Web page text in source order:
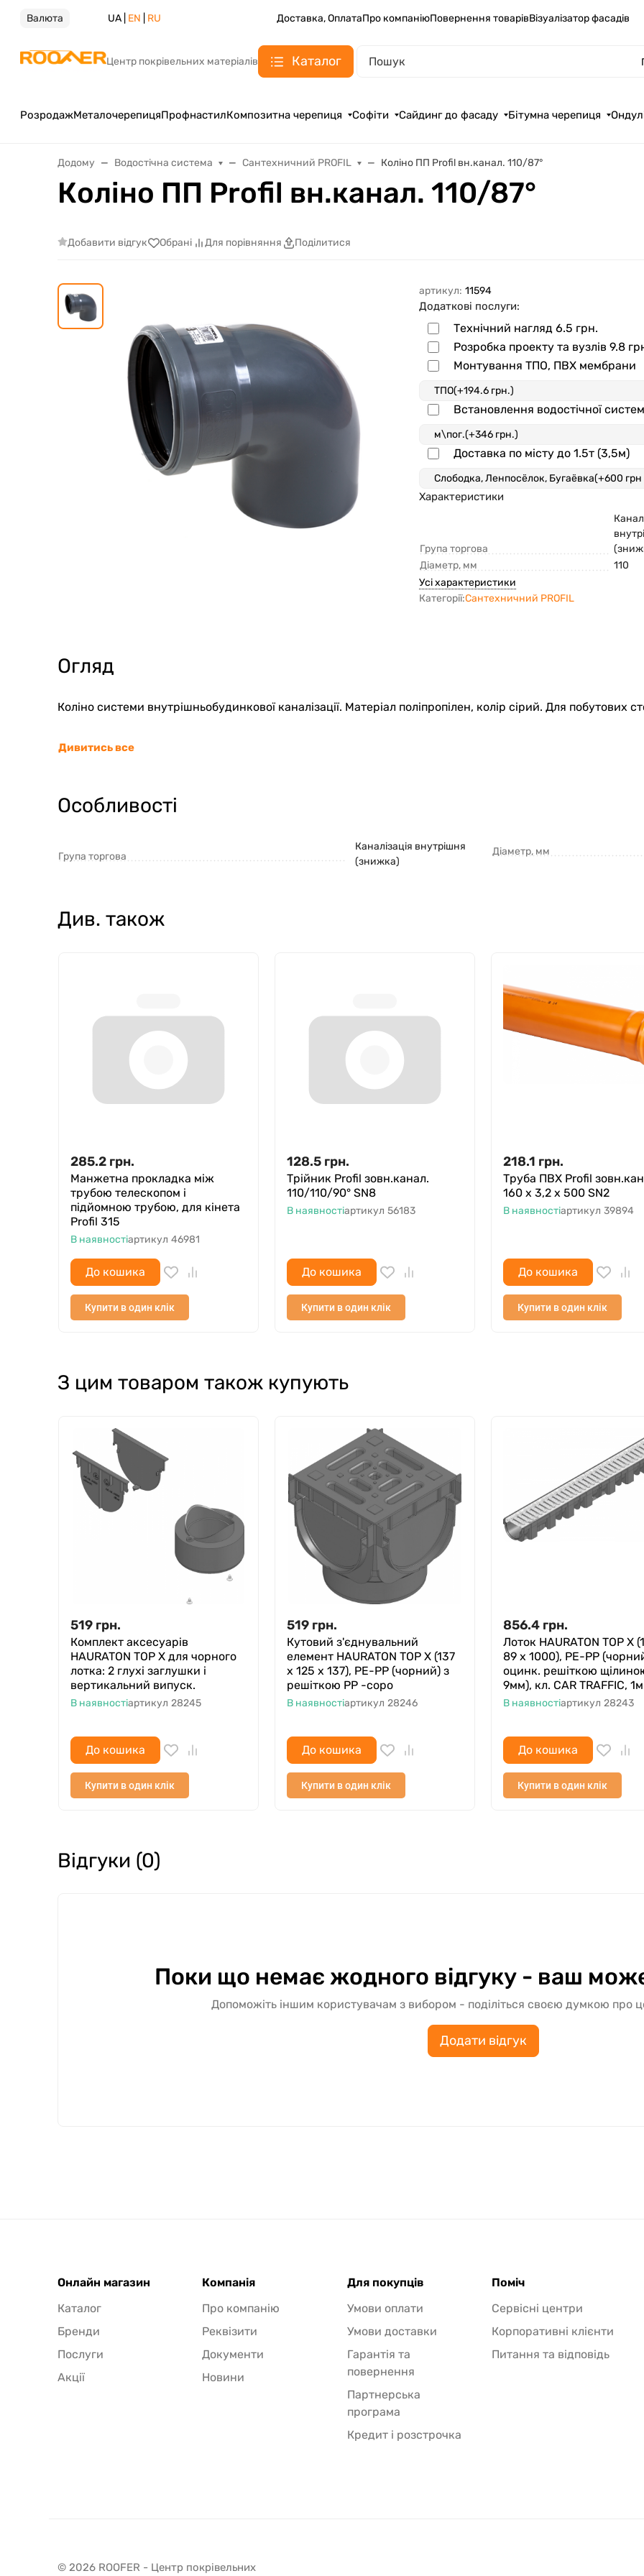
Валюта UA | EN RU Доставка, ОплатаПро компаніюПовернення товарівВізуалізатор фасадів
Центр покрівельних матеріалів Каталог
РозродажМеталочерепицяПрофнастилКомпозитна черепиця Софіти Сайдинг до фасаду Бітумна черепиця
Додому Водостічна система Сантехничний PROFIL Коліно ПП Profil вн.канал. 110/87°
Коліно ПП Profil вн.канал. 110/87°
Добавити відгук Обрані Для порівняння Поділитися
артикул: 11594
Додаткові послуги:
Технічний нагляд6.5 грн.
Розробка проекту та вузлів9.8
Монтування ТПО, ПВХ мембрани
Встановлення водостічної
Доставка по місту до 1.5т (3,5м)
Характеристики
Група торгова
Діаметр, мм
110
Усі характеристики
Категорії:Сантехничний PROFIL
Огляд
Коліно системи внутрішньобудинкової каналізації. Матеріал поліпропілен, колір сірий. Для побутових
Дивитись все
Особливості
Група торгова
Каналізація внутрішня
(знижка)
Діаметр, мм
Див. також
285.2 грн.
Манжетна прокладка між
трубою телескопом і
підйомною трубою, для кінета
Profil 315
В наявностіартикул 46981
До кошика
Купити в один клік
128.5 грн.
Трійник Profil зовн.канал.
110/110/90° SN8
В наявностіартикул 56183
До кошика
Купити в один клік
218.1 грн.
Труба ПВХ Profil
160 х 3,2 х 500 SN2
В наявностіартикул 39894
До кошика
Купити в один клік
З цим товаром також купують
519 грн.
Комплект аксесуарів
HAURATON TOP Х для чорного
лотка: 2 глухі заглушки і
вертикальний випуск.
В наявностіартикул 28245
До кошика
Купити в один клік
519 грн.
Кутовий з'єднувальний
елемент HAURATON TOP Х (137
х 125 х 137), РЕ-РР (чорний) з
решіткою PP -copo
В наявностіартикул 28246
До кошика
Купити в один клік
856.4 грн.
Лоток HAURATON TOP Х
89 х 1000), PE-PP
оцинк. решіткою
9мм), кл. CAR TRAFFIC,
В наявностіартикул 28243
До кошика
Купити в один клік
Відгуки (0)
Поки що немає жодного відгуку - ваш
Допоможіть іншим користувачам з вибором - поділіться своєю думкою про
Додати відгук
Онлайн магазин
Каталог
Бренди
Послуги
Акції
Компанія
Про компанію
Реквізити
Документи
Новини
Для покупців
Умови оплати
Умови доставки
Гарантія та
повернення
Партнерська
програма
Кредит і розстрочка
Поміч
Сервісні центри
Корпоративні клієнти
Питання та відповідь
© 2026 ROOFER - Центр покрівельних